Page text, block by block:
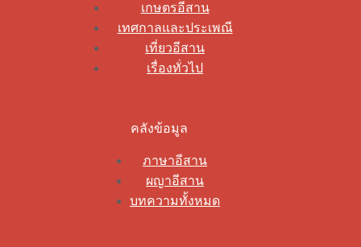
เกษตรอีสาน
เทศกาลและประเพณี
เที่ยวอีสาน
เรื่องทั่วไป
คลังข้อมูล
ภาษาอีสาน
ผญาอีสาน
บทความทั้งหมด